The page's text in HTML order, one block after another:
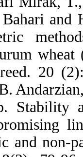
H. Farzadi,
of non-
genotypes
durum).
T., M.
H. Zali.
durum
using